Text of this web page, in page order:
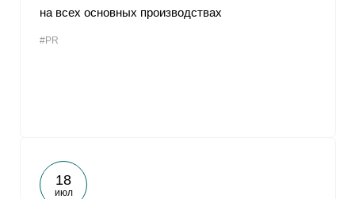
на всех основных производствах
#PR
18
июл